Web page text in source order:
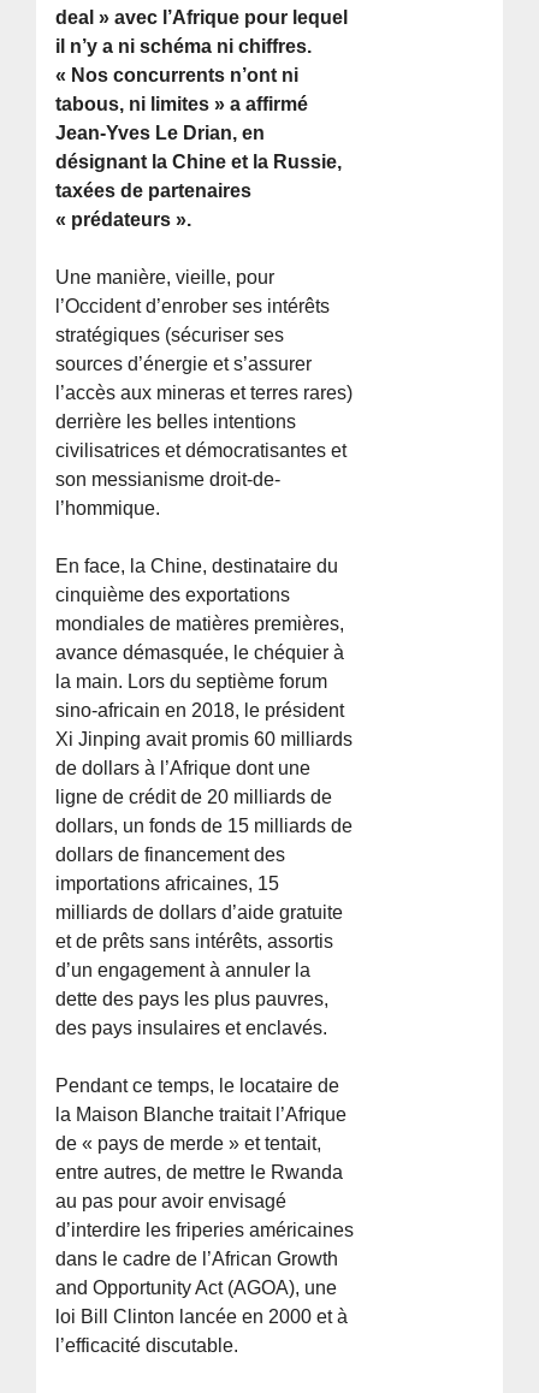
deal » avec l’Afrique pour lequel
il n’y a ni schéma ni chiffres.
« Nos concurrents n’ont ni
tabous, ni limites » a affirmé
Jean-Yves Le Drian, en
désignant la Chine et la Russie,
taxées de partenaires
« prédateurs ».
Une manière, vieille, pour
l’Occident d’enrober ses intérêts
stratégiques (sécuriser ses
sources d’énergie et s’assurer
l’accès aux mineras et terres rares)
derrière les belles intentions
civilisatrices et démocratisantes et
son messianisme droit-de-
l’hommique.
En face, la Chine, destinataire du
cinquième des exportations
mondiales de matières premières,
avance démasquée, le chéquier à
la main. Lors du septième forum
sino-africain en 2018, le président
Xi Jinping avait promis 60 milliards
de dollars à l’Afrique dont une
ligne de crédit de 20 milliards de
dollars, un fonds de 15 milliards de
dollars de financement des
importations africaines, 15
milliards de dollars d’aide gratuite
et de prêts sans intérêts, assortis
d’un engagement à annuler la
dette des pays les plus pauvres,
des pays insulaires et enclavés.
Pendant ce temps, le locataire de
la Maison Blanche traitait l’Afrique
de « pays de merde » et tentait,
entre autres, de mettre le Rwanda
au pas pour avoir envisagé
d’interdire les friperies américaines
dans le cadre de l’African Growth
and Opportunity Act (AGOA), une
loi Bill Clinton lancée en 2000 et à
l’efficacité discutable.